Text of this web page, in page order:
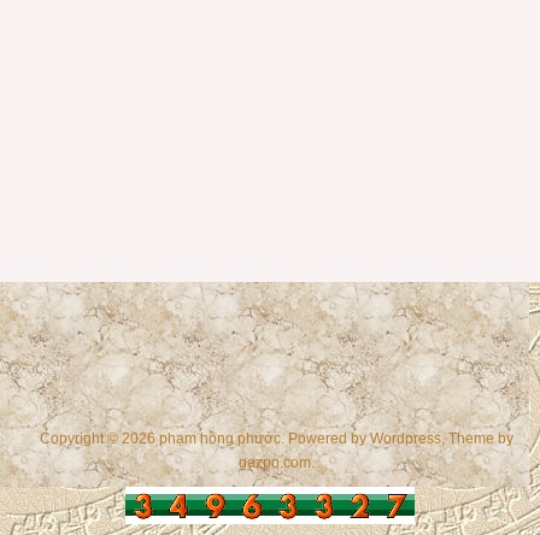
Copyright © 2026 phạm hồng phước. Powered byWordpress, Theme by
gazpo.com.